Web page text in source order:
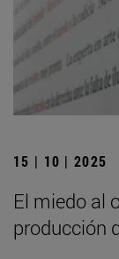
15 | 10 | 2025
El miedo al
producción